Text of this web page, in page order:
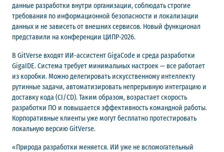
данные разработки внутри организации, соблюдать строгие
требования по информационной безопасности и локализации
данных и не зависеть от внешних сервисов. Новый функционал
представили на конференции ЦИПР-2026.
В GitVerse входят ИИ-ассистент GigaCode и среда разработки
GigaIDE. Система требует минимальных настроек — все работает
из коробки. Можно делегировать искусственному интеллекту
рутинные задачи, автоматизировать непрерывную интеграцию и
доставку кода (CI/CD). Таким образом, возрастает скорость
разработки ПО и повышается эффективность командной работы.
Корпоративные клиенты уже могут бесплатно протестировать
локальную версию GitVerse.
«Природа разработки меняется. ИИ уже не вспомогательный